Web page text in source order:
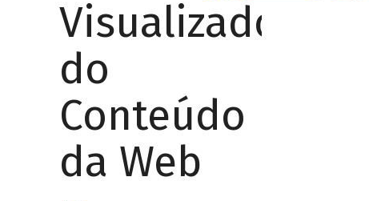
Visualizador
do
Conteúdo
da Web